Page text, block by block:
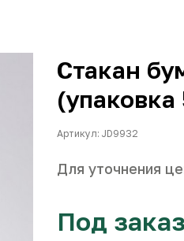
Стакан
Артикул: JD9932
Для уточнения
Под заказ